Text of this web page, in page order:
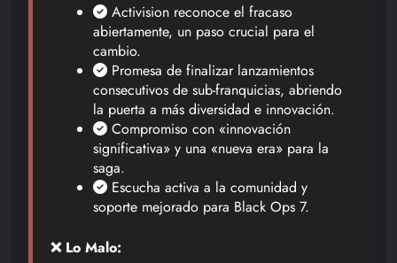
Activision reconoce el fracaso
abiertamente, un paso crucial para el
cambio.
Promesa de finalizar lanzamientos
consecutivos de sub-franquicias, abriendo
la puerta a más diversidad e innovación.
Compromiso con «innovación
significativa» y una «nueva era» para la
saga.
Escucha activa a la comunidad y
soporte mejorado para Black Ops 7.
❌ Lo Malo: